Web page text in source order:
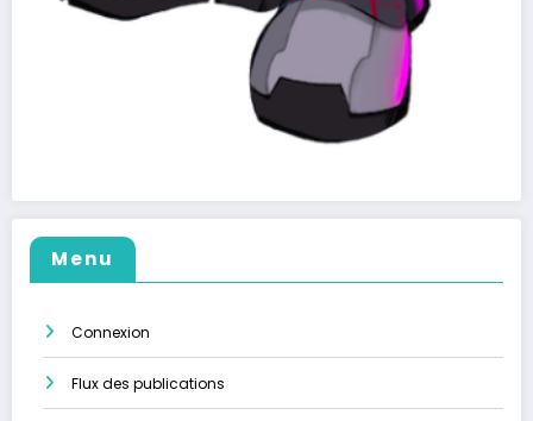
Menu
Connexion
Flux des publications